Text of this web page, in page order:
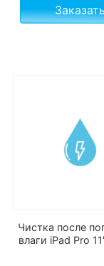
Чистка после
влаги iPad Pro